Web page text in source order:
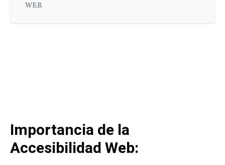
WEB
Importancia de la
Accesibilidad Web: